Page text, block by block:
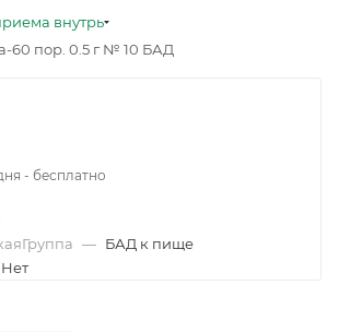
внутрь
60 пор. 0.5 г № 10 БАД
- бесплатно
— БАД к пище
Нет